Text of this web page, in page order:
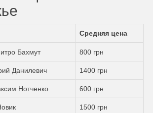
Средняя цена
Бахмут 800 грн
Данилевич 1400 грн
Нотченко 600 грн
1500 грн